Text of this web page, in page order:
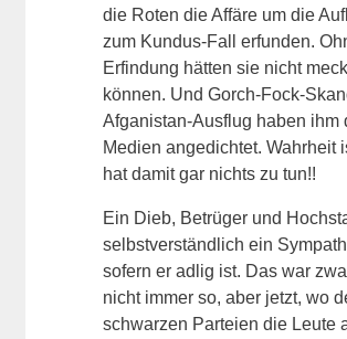
die Roten die Affäre um die
zum Kundus-Fall erfunden.
Erfindung hätten sie nicht
können. Und Gorch-Fock-
Afganistan-Ausflug haben ihm
Medien angedichtet. Wahrheit
hat damit gar nichts zu tun!!
Ein Dieb, Betrüger und
selbstverständlich ein
sofern er adlig ist. Das war
nicht immer so, aber jetzt, wo
schwarzen Parteien die Leute